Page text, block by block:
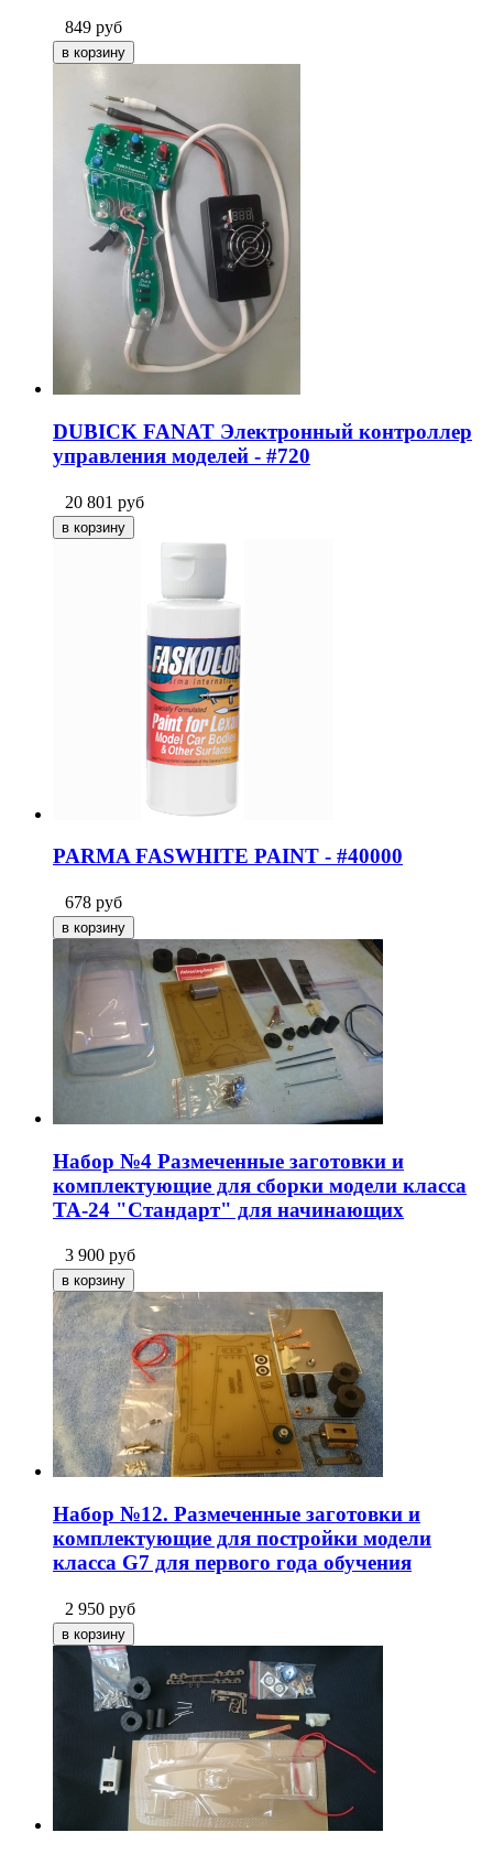
849 руб
DUBICK FANAT Электронный контроллер
управления моделей - #720
20 801 руб
PARMA FASWHITE PAINT - #40000
678 руб
Набор №4 Размеченные заготовки и
комплектующие для сборки модели класса
ТА-24 "Стандарт" для начинающих
3 900 руб
Набор №12. Размеченные заготовки и
комплектующие для постройки модели
класса G7 для первого года обучения
2 950 руб